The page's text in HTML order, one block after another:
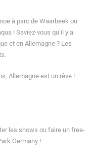
à parc de Waarbeek ou
! Saviez-vous qu’il y a
et en Allemagne ? Les
Allemagne est un rêve !
les shows ou faire un free-
Germany !